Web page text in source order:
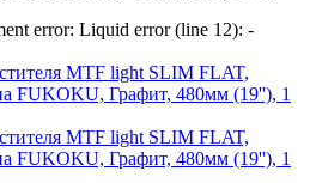
error: Liquid error (line 12): -